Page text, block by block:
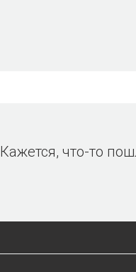
что-то